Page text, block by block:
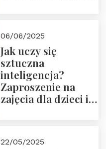
06/06/2025
Jak uczy się
sztuczna
inteligencja?
Zaproszenie na
zajęcia dla dzieci i
22/05/2025